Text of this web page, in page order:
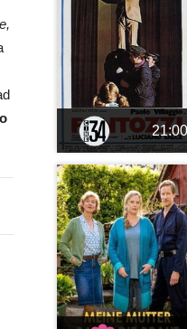
21:00